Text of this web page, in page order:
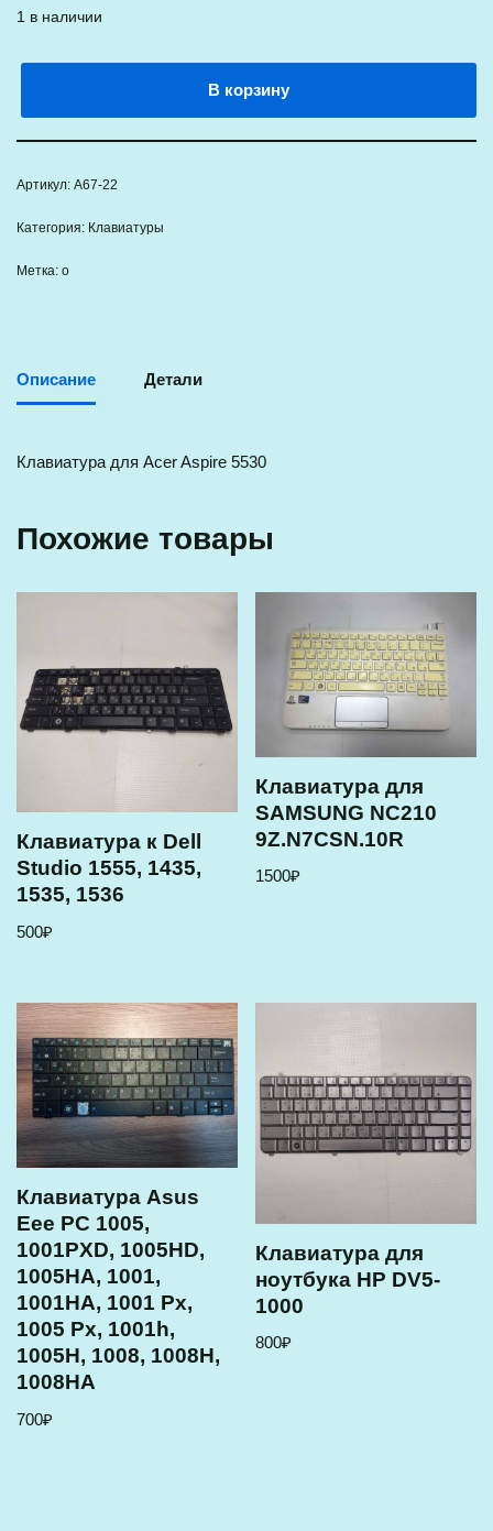
1 в наличии
В корзину
Артикул: A67-22
Категория: Клавиатуры
Метка: о
Описание Детали
Клавиатура для Acer Aspire 5530
Похожие товары
Клавиатура к Dell
Studio 1555, 1435,
1535, 1536
500₽
Клавиатура для
SAMSUNG NC210
9Z.N7CSN.10R
1500₽
Клавиатура Asus
Eee PC 1005,
1001PXD, 1005HD,
1005HA, 1001,
1001HA, 1001 Px,
1005 Px, 1001h,
1005H, 1008, 1008H,
1008HA
700₽
Клавиатура для
ноутбука HP DV5-
1000
800₽